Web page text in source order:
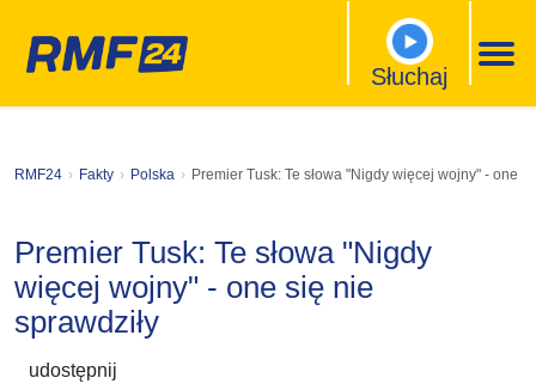
Słuchaj
RMF24 Fakty Polska Premier Tusk: Te słowa "Nigdy więcej wojny" - one
Premier Tusk: Te słowa "Nigdy
więcej wojny" - one się nie
sprawdziły
udostępnij